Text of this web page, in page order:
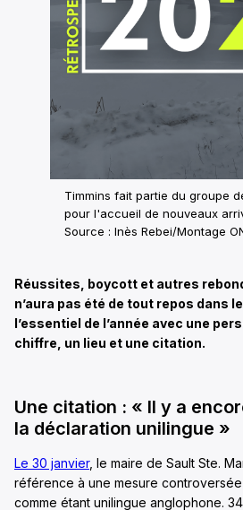
Timmins fait partie du groupe
pour l'accueil de nouveaux
Source : Inès Rebei/Montage
Réussites, boycott et autres
n’aura pas été de tout repos dans
l’essentiel de l’année avec une
chiffre, un lieu et une citation.
Une citation : « Il y a
la déclaration unilingue »
Le 30 janvier, le maire de Sault Ste.
référence à une mesure
comme étant unilingue anglophone.